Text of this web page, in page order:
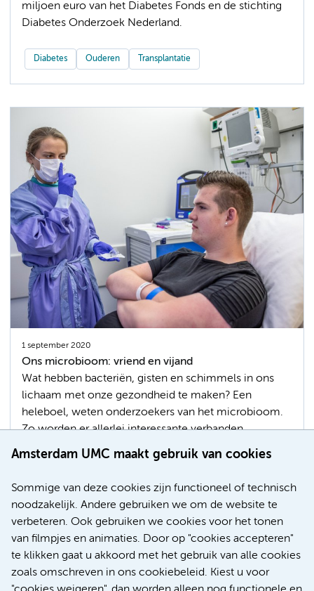
Amsterdam UMC maakt gebruik van cookies
Sommige van deze cookies zijn functioneel of technisch
noodzakelijk. Andere gebruiken we om de website te
verbeteren. Ook gebruiken we cookies voor het tonen
van filmpjes en animaties. Door op "cookies accepteren"
te klikken gaat u akkoord met het gebruik van alle cookies
zoals omschreven in ons cookiebeleid. Kiest u voor
miljoen euro van het Diabetes Fonds en de stichting
Diabetes Onderzoek Nederland.
Diabetes Ouderen Transplantatie
1 september 2020
Ons microbioom: vriend en vijand
Wat hebben bacteriën, gisten en schimmels in ons
lichaam met onze gezondheid te maken? Een
heleboel, weten onderzoekers van het microbioom.
Zo worden er allerlei interessante verbanden
gevonden tussen ziektes en de aan- of afwezigheid
van bepaalde bacteriën. Het Microbiota Center
naar de kliniek maken.
Microbiologie Bacteriën Transplantatie